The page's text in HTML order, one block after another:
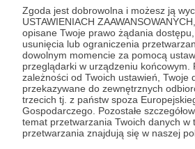
Zgoda jest dobrowolna i możesz ją
USTAWIENIACH
opisane Twoje prawo żądania dostępu,
usunięcia lub ograniczenia
dowolnym momencie za pomocą
przeglądarki w urządzeniu końcowym.
zależności od Twoich ustawień, Twoje
przekazywane do zewnętrznych
trzecich tj. z państw spoza
Gospodarczego. Pozostałe
temat przetwarzania Twoich danych w
przetwarzania znajdują się w naszej
konferencjach, wywiadach
Zaobserwuj mnie by wejść w
Rozwiń opis